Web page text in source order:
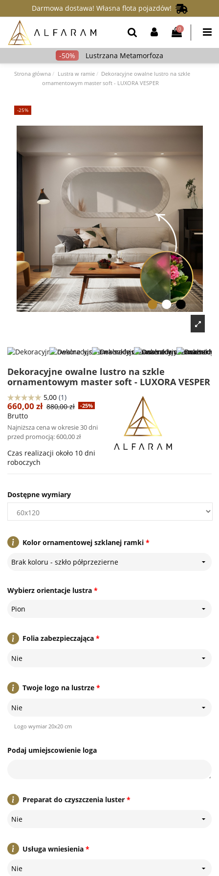
Darmowa dostawa! Własna flota pojazdów!
0
Lustrzana Metamorfoza
Strona główna Lustra w ramie
Dekoracyjne owalne lustro na szkle
ornamentowym master soft - LUXORA VESPER
-25%
Dekoracyjne owalne lustro na szkle
ornamentowym master soft - LUXORA VESPER
660,00 zł 880,00 zł -25%
Brutto
Najniższa cena w okresie 30 dni
przed promocją:600,00 zł
Czas realizacji około 10 dni
roboczych
*
Kolor ornamentowej szklanej ramki
Brak koloru - szkło półprzezierne
*
Wybierz orientacje lustra
Pion
*
Folia zabezpieczająca
Nie
*
Twoje logo na lustrze
Nie
Logo wymiar 20x20 cm
Podaj umiejscowienie loga
*
Preparat do czyszczenia luster
Nie
*
Usługa wniesienia
Nie
Dostępne wymiary